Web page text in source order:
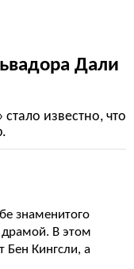
Дали
известно, что
знаменитого
драмой. В этом
Бен Кингсли, а